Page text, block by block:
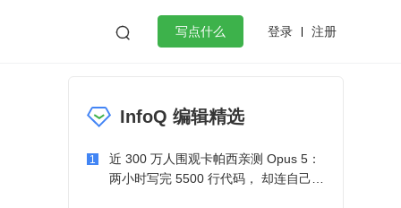
 写点什么 登录 注册
微服务架构 flutter
InfoQ 编辑精选
1
近 300 万人围观卡帕西亲测 Opus 5：
两小时写完 5500 行代码， 却连自己写